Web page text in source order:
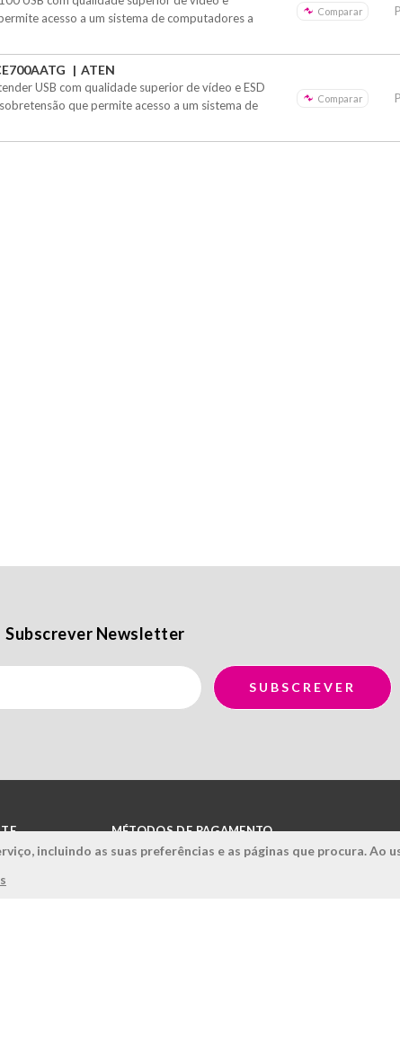
acesso a um sistema de computadores a
Comparar
ATEN
USB com qualidade superior de vídeo e ESD
que permite acesso a um sistema de
Comparar
Subscrever Newsletter
MÉTODOS DE PAGAMENTO
incluindo as suas preferências e as páginas que procura. Ao